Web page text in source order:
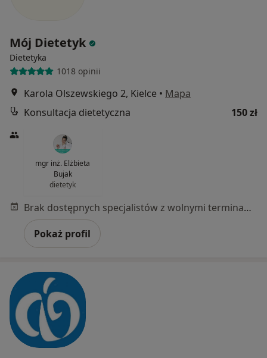
Mój Dietetyk
Dietetyka
1018 opinii
Karola Olszewskiego 2, Kielce • Mapa
Konsultacja dietetyczna
150 zł
mgr inż. Elżbieta
Bujak
dietetyk
Brak dostępnych specjalistów z wolnymi terminami w tym centrum medycznym.
Pokaż profil